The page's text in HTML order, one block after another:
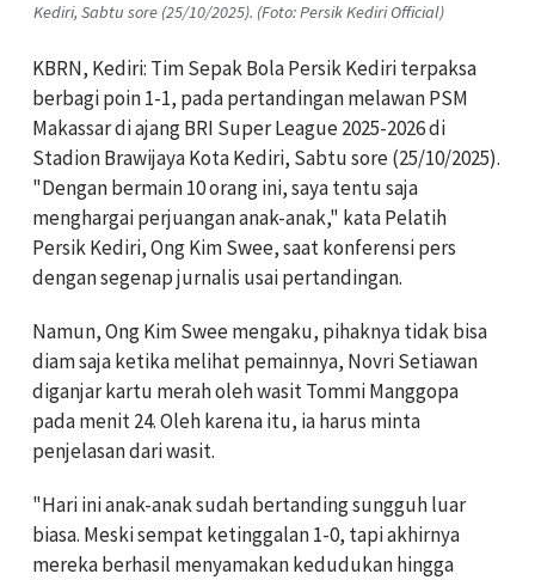
Kediri, Sabtu sore (25/10/2025). (Foto: Persik Kediri Official)
KBRN, Kediri: Tim Sepak Bola Persik Kediri terpaksa
berbagi poin 1-1, pada pertandingan melawan PSM
Makassar di ajang BRI Super League 2025-2026 di
Stadion Brawijaya Kota Kediri, Sabtu sore (25/10/2025).
"Dengan bermain 10 orang ini, saya tentu saja
menghargai perjuangan anak-anak," kata Pelatih
Persik Kediri, Ong Kim Swee, saat konferensi pers
dengan segenap jurnalis usai pertandingan.
Namun, Ong Kim Swee mengaku, pihaknya tidak bisa
diam saja ketika melihat pemainnya, Novri Setiawan
diganjar kartu merah oleh wasit Tommi Manggopa
pada menit 24. Oleh karena itu, ia harus minta
penjelasan dari wasit.
"Hari ini anak-anak sudah bertanding sungguh luar
biasa. Meski sempat ketinggalan 1-0, tapi akhirnya
mereka berhasil menyamakan kedudukan hingga